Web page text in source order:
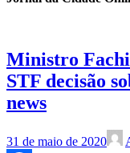
Ministro
STF decisão
news
31 de maio de 2020